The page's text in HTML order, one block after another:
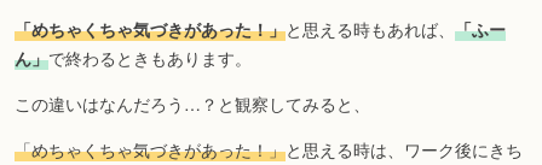
「めちゃくちゃ気づきがあった！」と思える時もあれば、 「ふー
ん」で終わるときもあります。
この違いはなんだろう…？と観察してみると、
「めちゃくちゃ気づきがあった！」と思える時は、ワーク後にきち